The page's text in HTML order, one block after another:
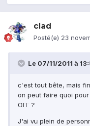
clad
Posté(e) 23
Le 07/11/2011 à
c'est tout bête, mais
on peut faire quoi
OFF ?
J'ai vu plein de